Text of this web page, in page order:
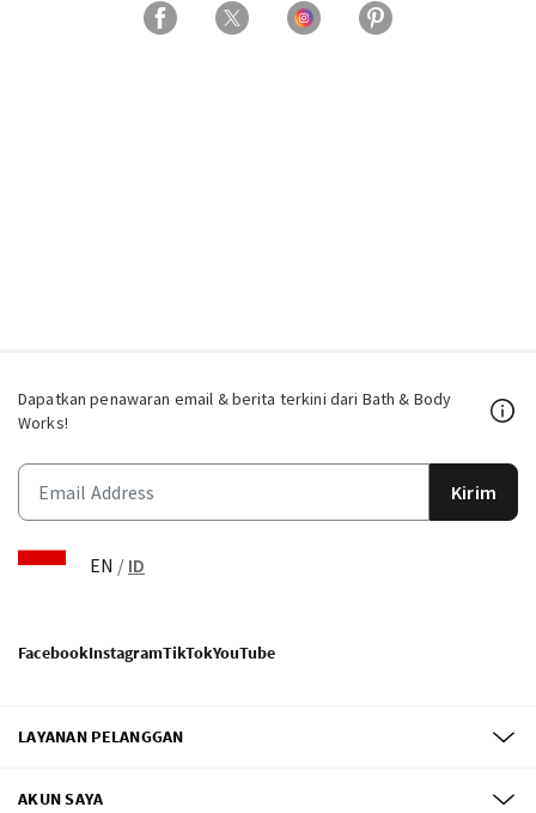
Dapatkan penawaran email & berita terkini dari Bath & Body
Works!
Kirim
EN / ID
FacebookInstagramTikTokYouTube
LAYANAN PELANGGAN
AKUN SAYA